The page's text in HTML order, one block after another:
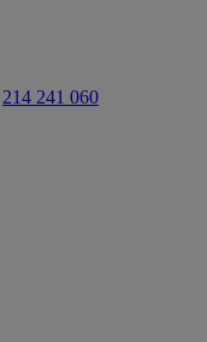
214 241 060